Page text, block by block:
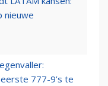
nieuwe
777-9’s te